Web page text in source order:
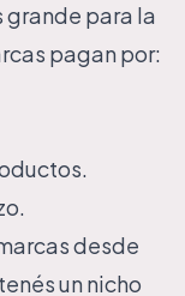
grande para la
pagan por:
desde
un nicho